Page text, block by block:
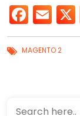
MAGENTO 2